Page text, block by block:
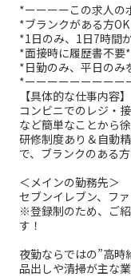
*ーーーーこの求人の
*ブランクがある方OK
*1日のみ、1日7時間
*面接時に履歴書不要*
*日勤のみ、平日のみ
*ーーーーーーーーー
【具体的な仕事内容】
コンビニでのレジ・
など簡単なことから
研修制度あり＆自動
で、ブランクのある
＜メインの勤務先＞
セブンイレブン、フ
※登録制のため、ご
す！
夜勤ならではの”高時
品出しや清掃が主な業